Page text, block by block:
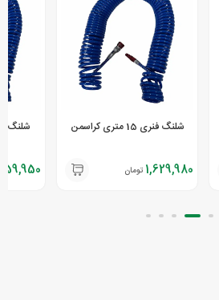
شلنگ فنری 15 متری کراسمن
1,629,980 تومان
شلنگ فنری 10